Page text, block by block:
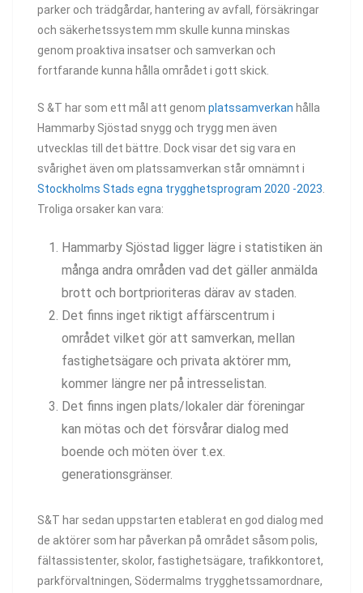
parker och trädgårdar, hantering av avfall, försäkringar
och säkerhetssystem mm skulle kunna minskas
genom proaktiva insatser och samverkan och
fortfarande kunna hålla området i gott skick.
S &T har som ett mål att genom platssamverkan hålla
Hammarby Sjöstad snygg och trygg men även
utvecklas till det bättre. Dock visar det sig vara en
svårighet även om platssamverkan står omnämnt i
Stockholms Stads egna trygghetsprogram 2020 -2023
Troliga orsaker kan vara:
Hammarby Sjöstad ligger lägre i statistiken än
många andra områden vad det gäller anmälda
brott och bortprioriteras därav av staden.
Det finns inget riktigt affärscentrum i
området vilket gör att samverkan, mellan
fastighetsägare och privata aktörer mm,
kommer längre ner på intresselistan.
Det finns ingen plats/lokaler där föreningar
kan mötas och det försvårar dialog med
boende och möten över t.ex.
generationsgränser.
S&T har sedan uppstarten etablerat en god dialog med
de aktörer som har påverkan på området såsom polis,
fältassistenter, skolor, fastighetsägare, trafikkontoret,
parkförvaltningen, Södermalms trygghetssamordnare,